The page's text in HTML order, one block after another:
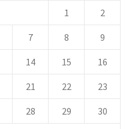
1
2
7 8 9
14 15 16
21 22 23
28 29 30